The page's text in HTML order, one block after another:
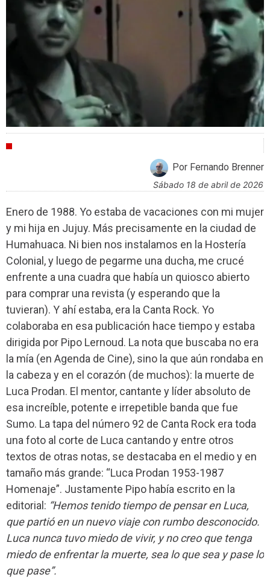
Por Fernando Brenner
sábado 18 de abril de 2026
Enero de 1988. Yo estaba de vacaciones con mi mujer
y mi hija en Jujuy. Más precisamente en la ciudad de
Humahuaca. Ni bien nos instalamos en la Hostería
Colonial, y luego de pegarme una ducha, me crucé
enfrente a una cuadra que había un quiosco abierto
para comprar una revista (y esperando que la
tuvieran). Y ahí estaba, era la Canta Rock. Yo
colaboraba en esa publicación hace tiempo y estaba
dirigida por Pipo Lernoud. La nota que buscaba no era
la mía (en Agenda de Cine), sino la que aún rondaba en
la cabeza y en el corazón (de muchos): la muerte de
Luca Prodan. El mentor, cantante y líder absoluto de
esa increíble, potente e irrepetible banda que fue
Sumo. La tapa del número 92 de Canta Rock era toda
una foto al corte de Luca cantando y entre otros
textos de otras notas, se destacaba en el medio y en
tamaño más grande: “Luca Prodan 1953-1987
Homenaje”. Justamente Pipo había escrito en la
editorial: “Hemos tenido tiempo de pensar en Luca,
que partió en un nuevo viaje con rumbo desconocido.
Luca nunca tuvo miedo de vivir, y no creo que tenga
miedo de enfrentar la muerte, sea lo que sea y pase lo
que pase”.